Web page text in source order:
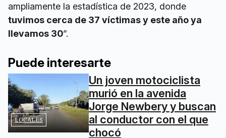
ampliamente la estadística de 2023, donde
tuvimos cerca de 37 víctimas y este año ya
llevamos 30”.
Puede interesarte
LOCALES
Un joven motociclista
murió en la avenida
Jorge Newbery y buscan
al conductor con el que
chocó